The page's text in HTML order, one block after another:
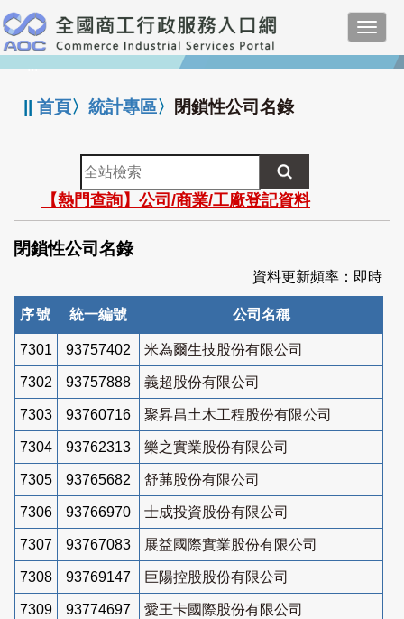
跳
到
主
要
:::
||首頁〉統計專區〉 閉鎖性公司名錄
全
站
檢
索
【熱門查詢】公司/商業/工廠登記資料
閉鎖性公司名錄
資料更新頻率：即時
序號 統一編號 公司名稱
7301 93757402 米為爾生技股份有限公司
7302 93757888 義超股份有限公司
7303 93760716 聚昇昌土木工程股份有限公司
7304 93762313 樂之實業股份有限公司
7305 93765682 舒茀股份有限公司
7306 93766970 士成投資股份有限公司
7307 93767083 展益國際實業股份有限公司
7308 93769147 巨陽控股股份有限公司
7309 93774697 愛王卡國際股份有限公司